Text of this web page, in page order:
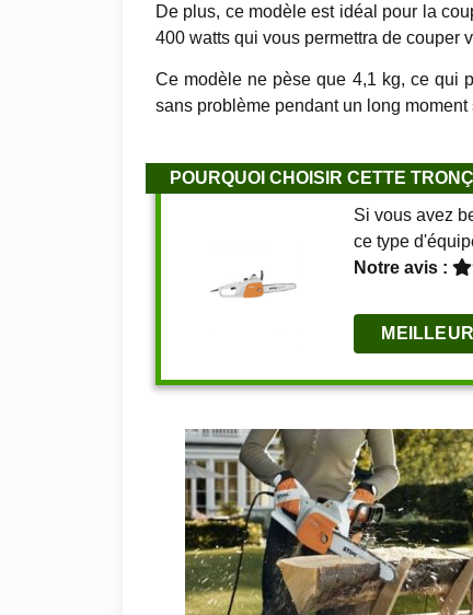
De plus, ce modèle est idéal pour la
400 watts qui vous permettra de couper
Ce modèle ne pèse que 4,1 kg, ce qui
sans problème pendant un long moment
POURQUOI CHOISIR CETTE
Si vous avez
ce type
Notre avis :